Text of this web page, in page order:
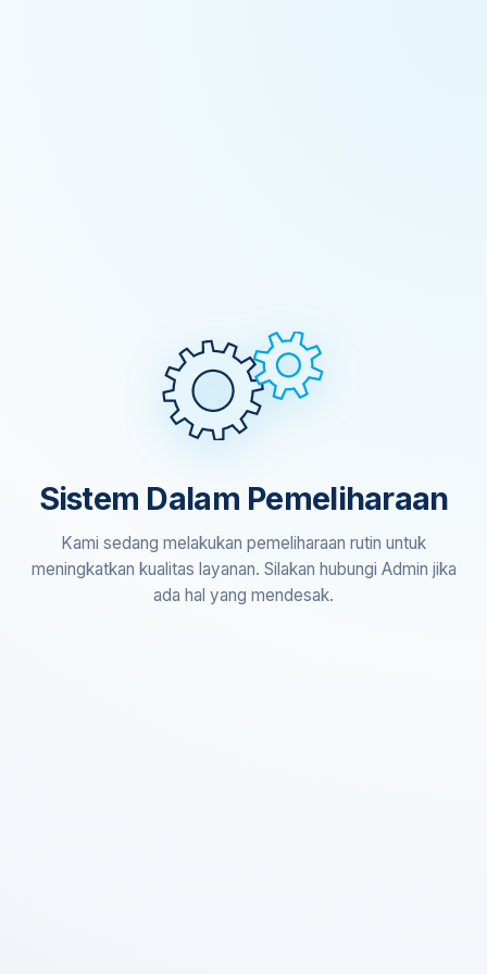
Sistem Dalam Pemeliharaan
Kami sedang melakukan pemeliharaan rutin untuk
meningkatkan kualitas layanan. Silakan hubungi Admin jika
ada hal yang mendesak.